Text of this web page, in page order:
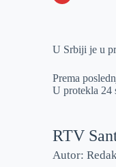
e
I
s
p
a
l
U Srbiji je u
Prema
U protekla 24
RTV
Autor: